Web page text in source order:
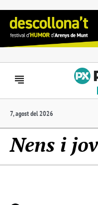
7, agost del 2026
Nens i